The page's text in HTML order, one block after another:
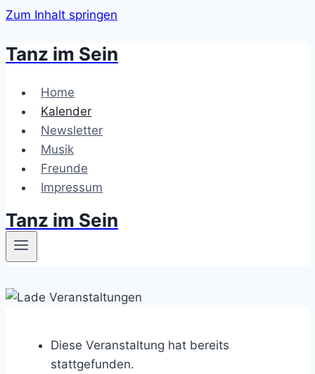
Zum Inhalt springen
Tanz im Sein
Home
Kalender
Newsletter
Musik
Freunde
Impressum
Tanz im Sein
Diese Veranstaltung hat bereits
stattgefunden.